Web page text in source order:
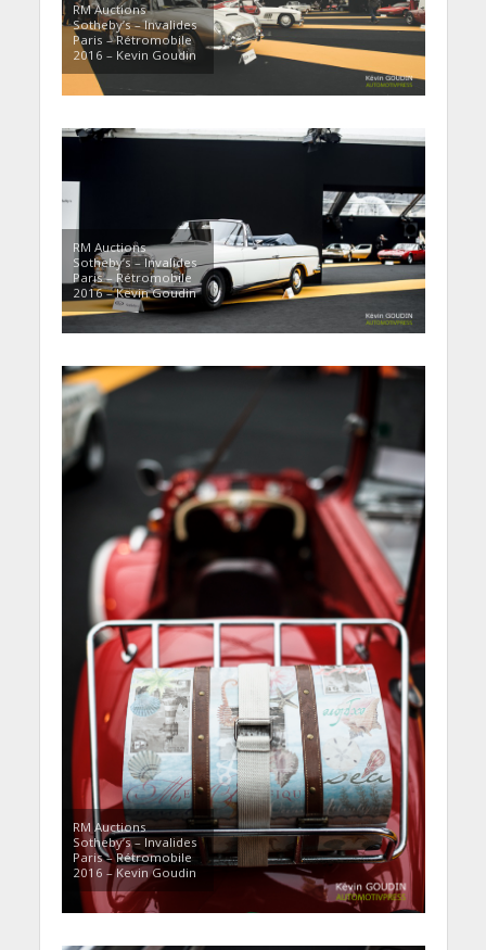
RM Auctions
Sotheby’s – Invalides
Paris – Rétromobile
2016 – Kevin Goudin
RM Auctions
Sotheby’s – Invalides
Paris – Rétromobile
2016 – Kevin Goudin
RM Auctions
Sotheby’s – Invalides
Paris – Rétromobile
2016 – Kevin Goudin